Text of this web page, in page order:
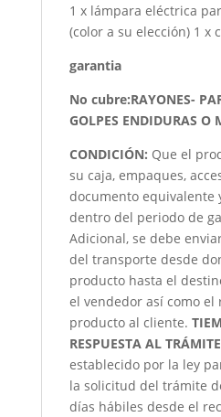
1 x lámpara eléctrica
(color a su elección) 1 x
garantia
No cubre:RAYONES-
GOLPES ENDIDURAS O
CONDICIÓN: Que el
su caja, empaques,
documento equivalente
dentro del periodo de
Adicional, se debe
del transporte desde
producto hasta el
el vendedor así como el
producto al cliente.
RESPUESTA AL
establecido por la ley
la solicitud del trámite
días hábiles desde el